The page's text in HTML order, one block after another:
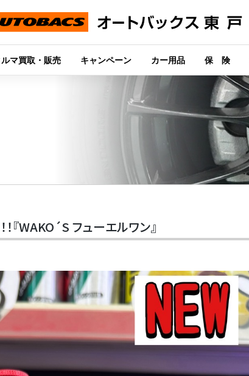
ルマ買取・販売 キャンペーン カー用品 保 険
『WAKO´S フューエルワン』